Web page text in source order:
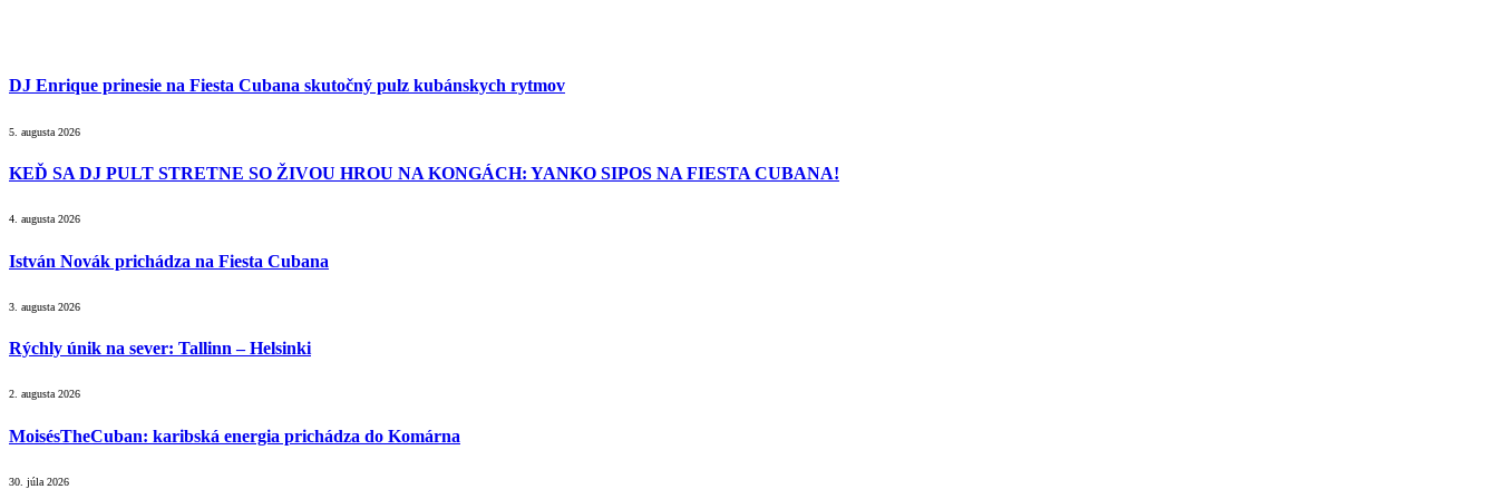
DJ Enrique prinesie na Fiesta Cubana skutočný pulz kubánskych rytmov
5. augusta 2026
KEĎ SA DJ PULT STRETNE SO ŽIVOU HROU NA KONGÁCH: YANKO SIPOS NA FIESTA CUBANA!
4. augusta 2026
István Novák prichádza na Fiesta Cubana
3. augusta 2026
Rýchly únik na sever: Tallinn – Helsinki
2. augusta 2026
MoisésTheCuban: karibská energia prichádza do Komárna
30. júla 2026